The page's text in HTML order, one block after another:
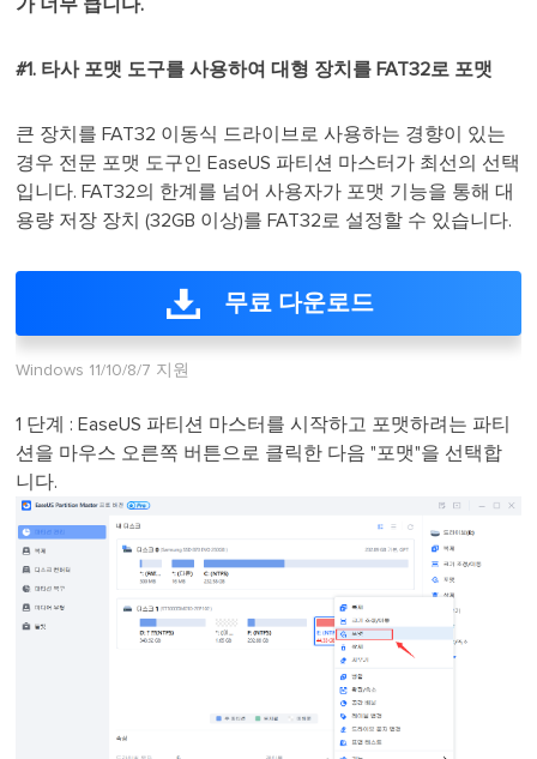
가 너무 큽니다.
#1. 타사 포맷 도구를 사용하여 대형 장치를 FAT32로 포맷
큰 장치를 FAT32 이동식 드라이브로 사용하는 경향이 있는
경우 전문 포맷 도구인 EaseUS 파티션 마스터가 최선의 선택
입니다. FAT32의 한계를 넘어 사용자가 포맷 기능을 통해 대
용량 저장 장치 (32GB 이상)를 FAT32로 설정할 수 있습니다.
무료 다운로드
Windows 11/10/8/7 지원
1 단계 : EaseUS 파티션 마스터를 시작하고 포맷하려는 파티
션을 마우스 오른쪽 버튼으로 클릭한 다음 "포맷"을 선택합
니다.